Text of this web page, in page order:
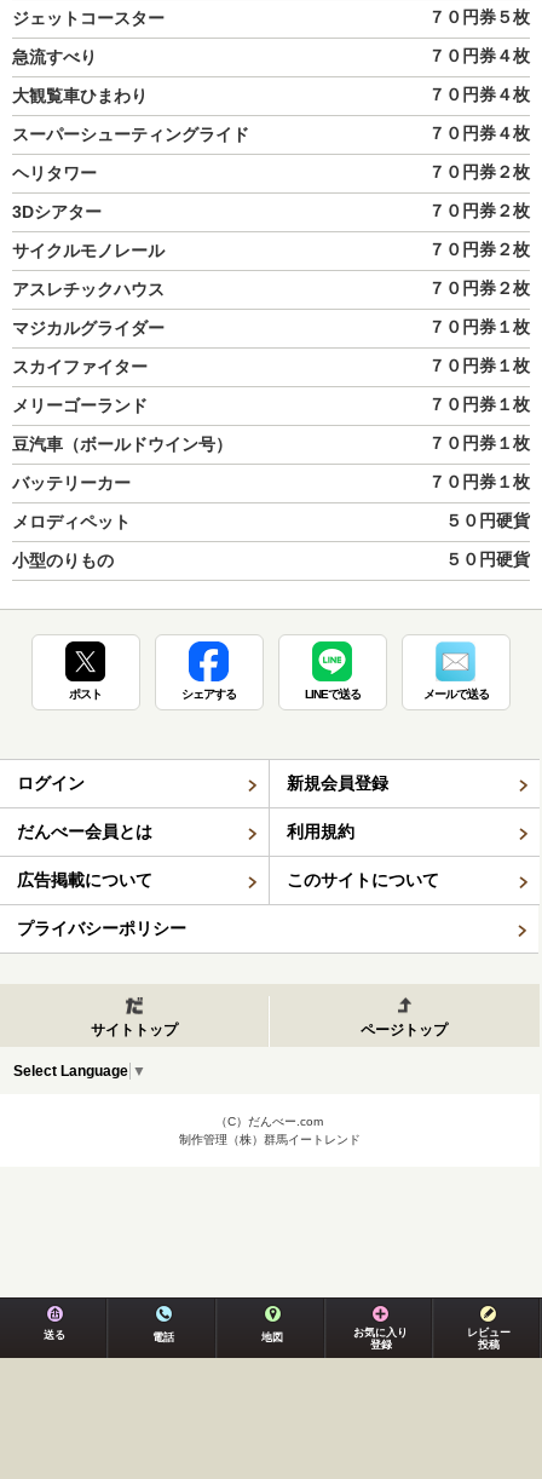
ジェットコースター ７０円券５枚
急流すべり ７０円券４枚
大観覧車ひまわり ７０円券４枚
スーパーシューティングライド ７０円券４枚
ヘリタワー ７０円券２枚
3Dシアター ７０円券２枚
サイクルモノレール ７０円券２枚
アスレチックハウス ７０円券２枚
マジカルグライダー ７０円券１枚
スカイファイター ７０円券１枚
メリーゴーランド ７０円券１枚
豆汽車（ボールドウイン号） ７０円券１枚
バッテリーカー ７０円券１枚
メロディペット ５０円硬貨
小型のりもの ５０円硬貨
ポスト シェアする LINEで送る メールで送る
ログイン 新規会員登録
だんべー会員とは 利用規約
広告掲載について このサイトについて
プライバシーポリシー
サイトトップ ページトップ
Select Language ▼
（C）だんべー.com
制作管理（株）群馬イートレンド
送る 電話 地図
お気に入り
登録
レビュー
投稿